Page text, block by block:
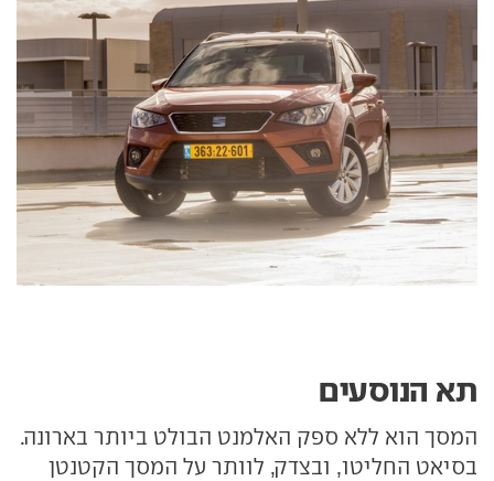
תא הנוסעים
המסך הוא ללא ספק האלמנט הבולט ביותר בארונה.
בסיאט החליטו, ובצדק, לוותר על המסך הקטנטן